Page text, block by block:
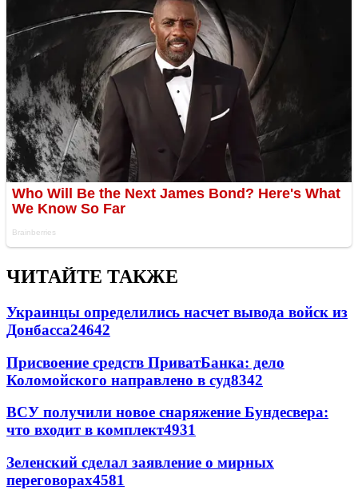
ЧИТАЙТЕ ТАКЖЕ
Украинцы определились насчет вывода войск из
Донбасса24642
Присвоение средств ПриватБанка: дело
Коломойского направлено в суд8342
ВСУ получили новое снаряжение Бундесвера:
что входит в комплект4931
Зеленский сделал заявление о мирных
переговорах4581